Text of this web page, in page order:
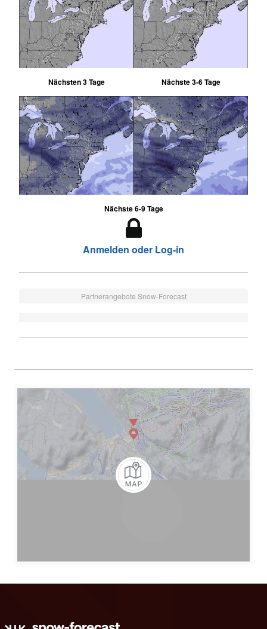
Nächsten 3 Tage Nächste 3-6 Tage
Nächste 6-9 Tage
Anmelden oder Log-in
Partnerangebote Snow-Forecast